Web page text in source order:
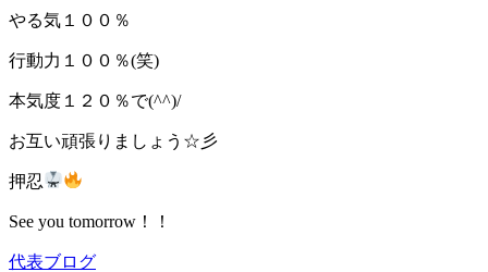
やる気１００％
行動力１００％(笑)
本気度１２０％で(^^)/
お互い頑張りましょう☆彡
押忍
See you tomorrow！！
代表ブログ